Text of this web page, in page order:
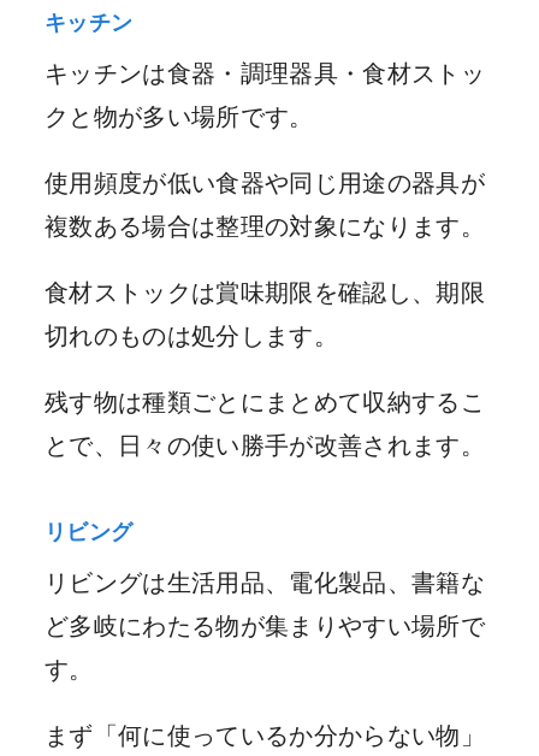
キッチン
キッチンは食器・調理器具・食材ストッ
クと物が多い場所です。
使用頻度が低い食器や同じ用途の器具が
複数ある場合は整理の対象になります。
食材ストックは賞味期限を確認し、期限
切れのものは処分します。
残す物は種類ごとにまとめて収納するこ
とで、日々の使い勝手が改善されます。
リビング
リビングは生活用品、電化製品、書籍な
ど多岐にわたる物が集まりやすい場所で
す。
まず「何に使っているか分からない物」